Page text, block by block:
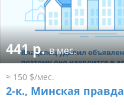
441 р.в мес.
≈ 150 $/мес.
2-к., Минская правда